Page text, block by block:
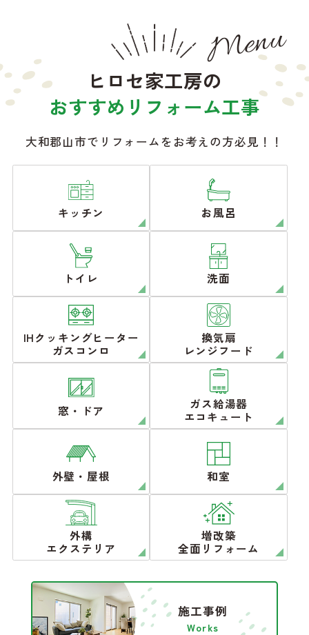
Menu
ヒロセ家工房の
おすすめリフォーム工事
大和郡山市でリフォームをお考えの方必見！！
キッチン お風呂
トイレ 洗面
IHクッキングヒーター
ガスコンロ
換気扇
レンジフード
窓・ドア
ガス給湯器
エコキュート
外壁・屋根 和室
外構
エクステリア
増改築
全面リフォーム
施工事例
Works